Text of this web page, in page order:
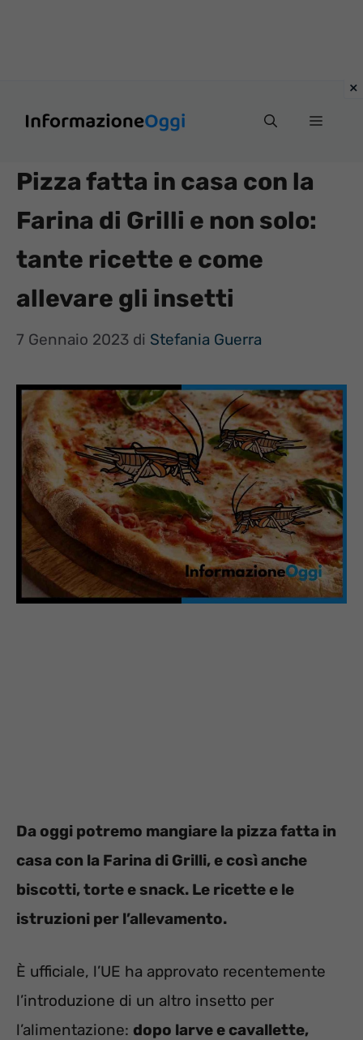
Menu
Pizza fatta in casa con la
Farina di Grilli e non solo:
tante ricette e come
allevare gli insetti
7 Gennaio 2023 di Stefania Guerra
Da oggi potremo mangiare la pizza fatta in
casa con la Farina di Grilli, e così anche
biscotti, torte e snack. Le ricette e le
istruzioni per l’allevamento.
È ufficiale, l’UE ha approvato recentemente
l’introduzione di un altro insetto per
l’alimentazione: dopo larve e cavallette,